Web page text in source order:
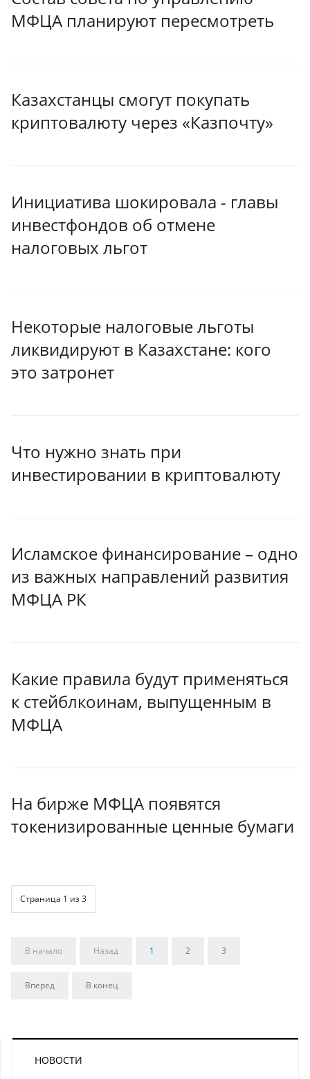
МФЦА планируют пересмотреть
Казахстанцы смогут покупать
криптовалюту через «Казпочту»
Инициатива шокировала - главы
инвестфондов об отмене
налоговых льгот
Некоторые налоговые льготы
ликвидируют в Казахстане: кого
это затронет
Что нужно знать при
инвестировании в криптовалюту
Исламское финансирование – одно
из важных направлений развития
МФЦА РК
Какие правила будут применяться
к стейблкоинам, выпущенным в
МФЦА
На бирже МФЦА появятся
токенизированные ценные бумаги
Страница 1 из 3
В начало Назад 1 2 3
Вперед В конец
НОВОСТИ